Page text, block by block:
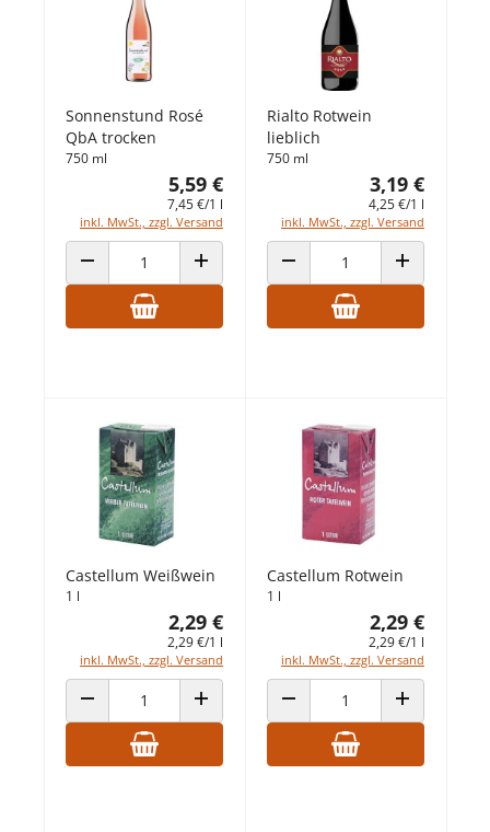
Sonnenstund Rosé
QbA trocken
750 ml
5,59 €
7,45 €/1 l
inkl. MwSt., zzgl. Versand
ANZAHL VERRINGERNANZAHL ERHÖHEN
Rialto Rotwein
lieblich
750 ml
3,19 €
4,25 €/1 l
inkl. MwSt., zzgl. Versand
ANZAHL VERRINGERNANZAHL
Castellum Weißwein
1 l
2,29 €
2,29 €/1 l
inkl. MwSt., zzgl. Versand
ANZAHL VERRINGERNANZAHL ERHÖHEN
Castellum Rotwein
1 l
2,29 €
2,29 €/1 l
inkl. MwSt., zzgl. Versand
ANZAHL VERRINGERNANZAHL